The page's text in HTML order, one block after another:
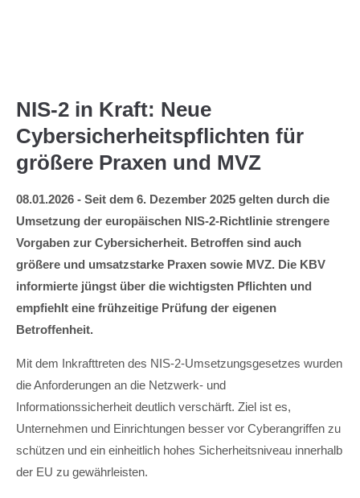
NIS-2 in Kraft: Neue
Cybersicherheitspflichten für
größere Praxen und MVZ
08.01.2026 - Seit dem 6. Dezember 2025 gelten durch die
Umsetzung der europäischen NIS-2-Richtlinie strengere
Vorgaben zur Cybersicherheit. Betroffen sind auch
größere und umsatzstarke Praxen sowie MVZ. Die KBV
informierte jüngst über die wichtigsten Pflichten und
empfiehlt eine frühzeitige Prüfung der eigenen
Betroffenheit.
Mit dem Inkrafttreten des NIS-2-Umsetzungsgesetzes wurden
die Anforderungen an die Netzwerk- und
Informationssicherheit deutlich verschärft. Ziel ist es,
Unternehmen und Einrichtungen besser vor Cyberangriffen zu
schützen und ein einheitlich hohes Sicherheitsniveau innerhalb
der EU zu gewährleisten.